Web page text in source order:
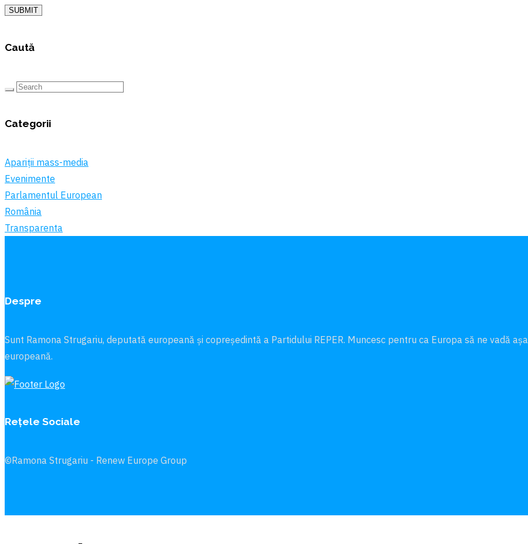
SUBMIT
Caută
Categorii
Apariții mass-media
Evenimente
Parlamentul European
România
Transparenta
Despre
Sunt Ramona Strugariu, deputată europeană și copreședintă a Partidului REPER. Muncesc pentru ca Europa să ne vadă
europeană.
Rețele Sociale
©Ramona Strugariu - Renew Europe Group